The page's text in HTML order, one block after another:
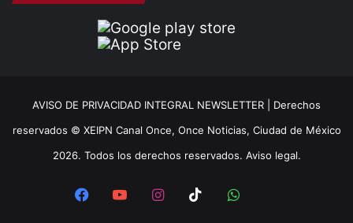
AVISO DE PRIVACIDAD INTEGRAL NEWSLETTER | Derechos
reservados © XEIPN Canal Once, Once Noticias, Ciudad de México
2026. Todos los derechos reservados. Aviso legal.
FacebookYouTubeInstagram
TikTokWhatsApp